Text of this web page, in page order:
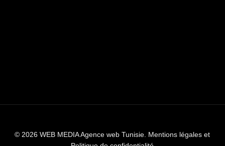
© 2026 WEB MEDIA Agence web Tunisie. Mentions légales et